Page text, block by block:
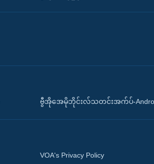
ဗွီအိုအေမိုဘိုင်းလ်သတင်းအက်ပ်-
VOA's Privacy Policy